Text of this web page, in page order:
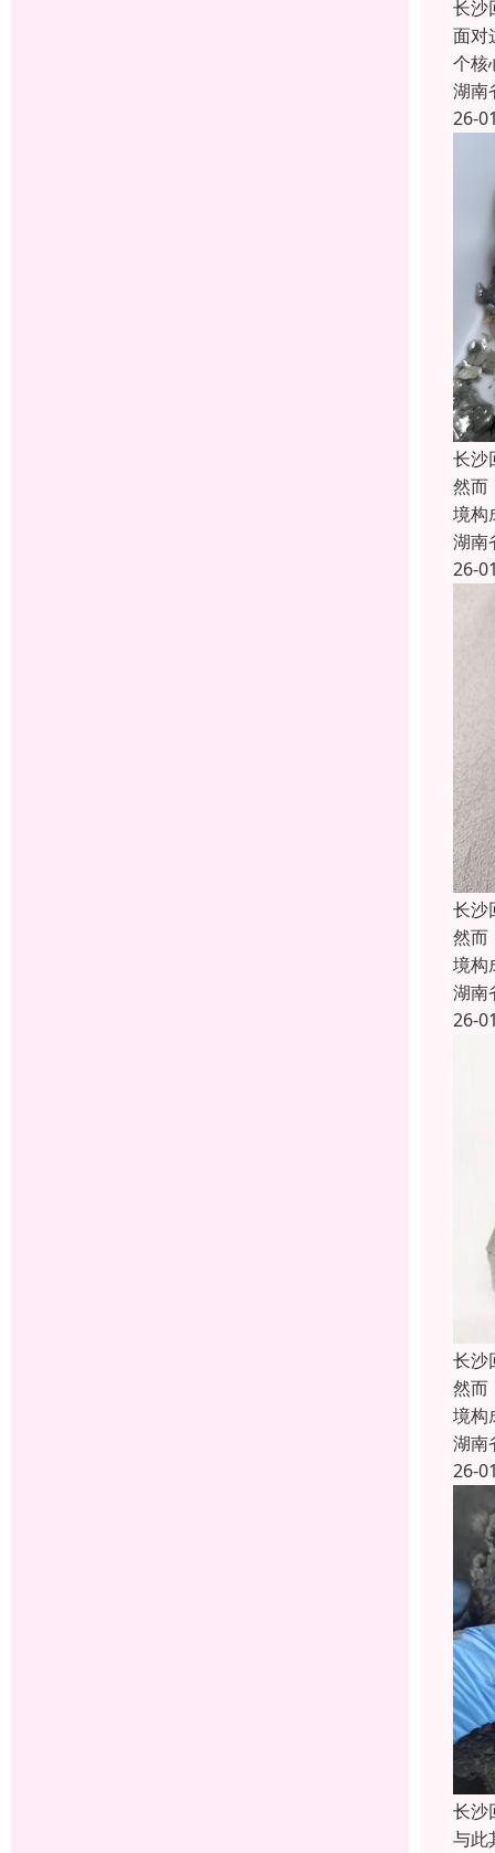
长沙
面对
个核
湖南
26-
长沙
然而
境构
湖南
26-
长沙
然而
境构
湖南
26-
长沙
然而
境构
湖南
26-
长沙
与此